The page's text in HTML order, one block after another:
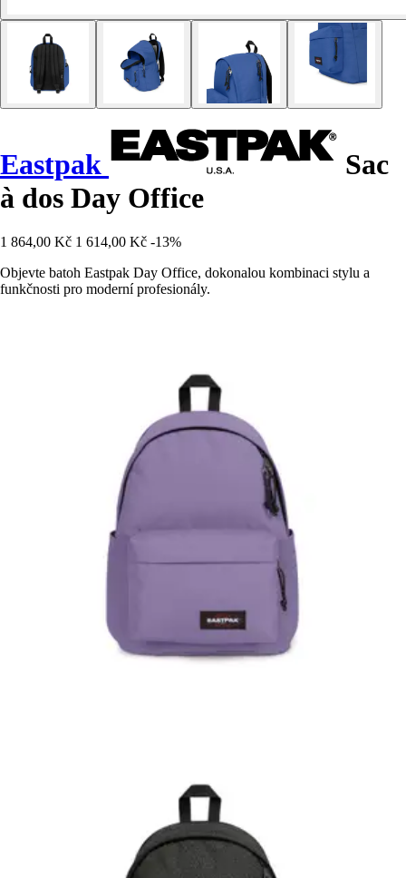
Eastpak
Sac
à dos Day Office
1 864,00 Kč 1 614,00 Kč -13%
Objevte batoh Eastpak Day Office, dokonalou kombinaci stylu a
funkčnosti pro moderní profesionály.